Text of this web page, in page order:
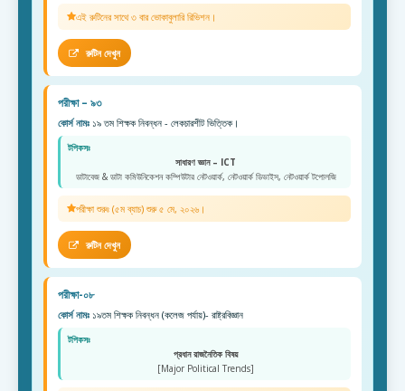
এই রুটিনের সাথে ৩ বার ভোকাবুলারি রিভিশন।
রুটিন দেখুন
পরীক্ষা – ৯৩
কোর্স নামঃ ১৯ তম শিক্ষক নিবন্ধন - লেকচারশীট ভিত্তিক।
টপিকসঃ
সাধারণ জ্ঞান – ICT
ডাটাবেজ & ডাটা কমিউনিকেশন কম্পিউটার নেটওয়ার্ক, নেটওয়ার্ক ডিভাইস, নেটওয়ার্ক টপোলজি
পরীক্ষা শুরুঃ (৫ম ব্যাচ) শুরু ৫ মে, ২০২৬।
রুটিন দেখুন
পরীক্ষা-০৮
কোর্স নামঃ ১৯তম শিক্ষক নিবন্ধন (কলেজ পর্যায়)- রাষ্ট্রবিজ্ঞান
টপিকসঃ
প্রধান রাজনৈতিক বিষয়
[Major Political Trends]